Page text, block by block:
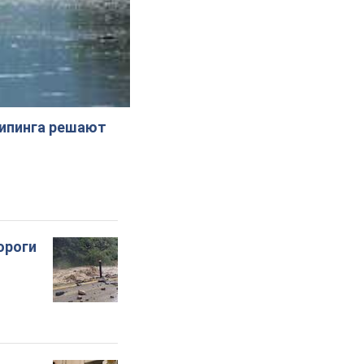
решают